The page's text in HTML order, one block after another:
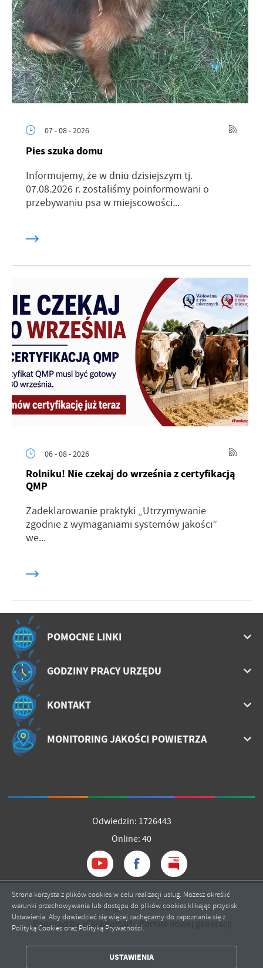
07 - 08 - 2026
Pies szuka domu
Informujemy, że w dniu dzisiejszym tj.
07.08.2026 r. zostaliśmy poinformowani o
przebywaniu psa w miejscowości...
06 - 08 - 2026
Rolniku! Nie czekaj do września z certyfikacją
QMP
Zadeklarowanie praktyki „Utrzymywanie
zgodnie z wymaganiami systemów jakości”
we...
POMOCNE LINKI
GODZINY PRACY URZĘDU
KONTAKT
MONITORING JAKOŚCI POWIETRZA
Odwiedzin: 1726443
Online: 40
Copyright by mrozy.pl
Powered by2ClickPortal® - Portale nowej generacji
Strona korzysta z plików cookies w celu realizacji usług. Możesz określić
warunki przechowywania lub dostępu do plików cookies klikając przycisk
Ustawienia. Aby dowiedzieć się więcej zachęcamy do zapoznania się z
Polityką Cookies oraz Polityką Prywatności.
USTAWIENIA
ZAPISZ WYBRANE
ZEZWÓL NA WSZYSTKIE